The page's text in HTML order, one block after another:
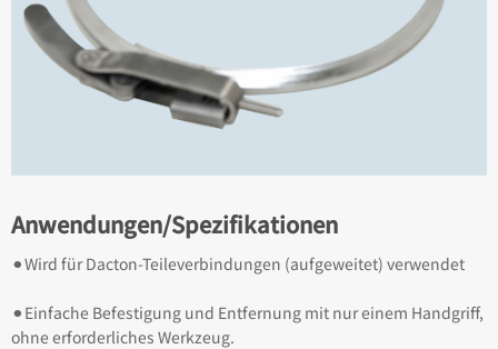
Anwendungen/Spezifikationen
⚫︎Wird für Dacton-Teileverbindungen (aufgeweitet) verwendet
⚫︎Einfache Befestigung und Entfernung mit nur einem Handgriff,
ohne erforderliches Werkzeug.